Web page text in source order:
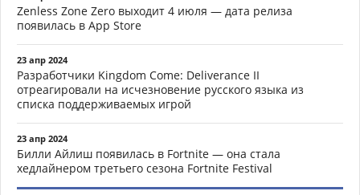
Zenless Zone Zero выходит 4 июля — дата релиза
появилась в App Store
23 апр 2024
Разработчики Kingdom Come: Deliverance II
отреагировали на исчезновение русского языка из
списка поддерживаемых игрой
23 апр 2024
Билли Айлиш появилась в Fortnite — она стала
хедлайнером третьего сезона Fortnite Festival